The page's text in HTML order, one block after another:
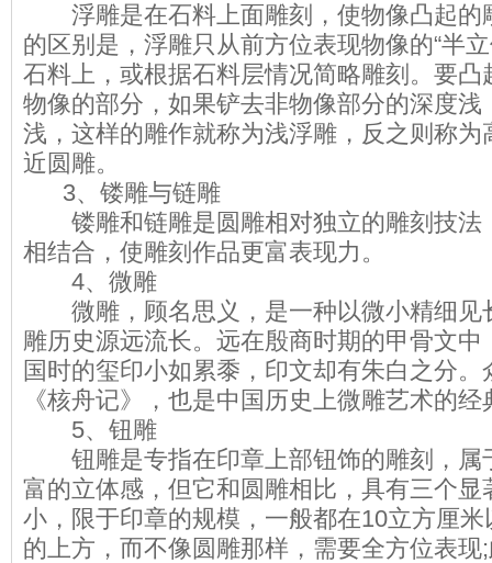
浮雕是在石料上面雕刻，使物像凸起的
的区别是，浮雕只从前方位表现物像的“半
石料上，或根据石料层情况简略雕刻。要
物像的部分，如果铲去非物像部分的深度浅
浅，这样的雕作就称为浅浮雕，反之则称
近圆雕。
3、镂雕与链雕
镂雕和链雕是圆雕相对独立的雕刻技法
相结合，使雕刻作品更富表现力。
4、微雕
微雕，顾名思义，是一种以微小精细见
雕历史源远流长。远在殷商时期的甲骨文
国时的玺印小如累黍，印文却有朱白之分
《核舟记》，也是中国历史上微雕艺术的经
5、钮雕
钮雕是专指在印章上部钮饰的雕刻，属
富的立体感，但它和圆雕相比，具有三个显
小，限于印章的规模，一般都在10立方厘
的上方，而不像圆雕那样，需要全方位表